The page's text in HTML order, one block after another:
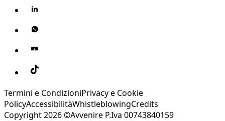
Termini e CondizioniPrivacy e Cookie
PolicyAccessibilitàWhistleblowingCredits
Copyright 2026 ©Avvenire P.Iva 00743840159